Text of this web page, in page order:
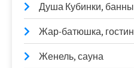
Душа Кубинки,
Жар-батюшка,
Женель, сауна